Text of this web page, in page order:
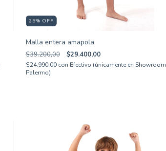
25% OFF
Malla entera amapola
$39.200,00 $29.400,00
$24.990,00 con Efectivo (únicamente en Showroom
Palermo)